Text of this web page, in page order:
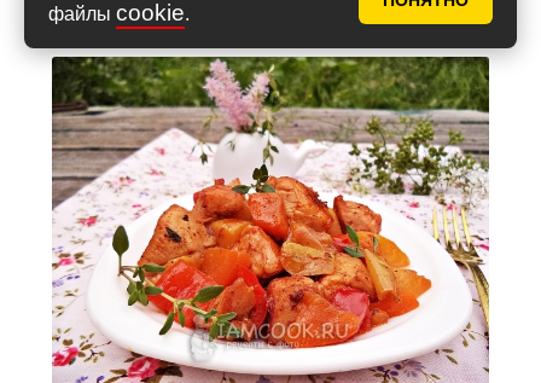
файлы cookie.
очень гармонично дополняет рагу.